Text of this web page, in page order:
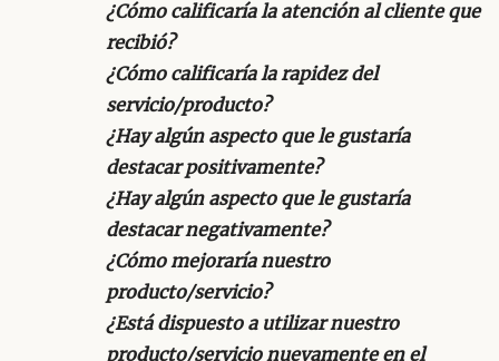
¿Cómo calificaría la atención al cliente que
recibió?
¿Cómo calificaría la rapidez del
servicio/producto?
¿Hay algún aspecto que le gustaría
destacar positivamente?
¿Hay algún aspecto que le gustaría
destacar negativamente?
¿Cómo mejoraría nuestro
producto/servicio?
¿Está dispuesto a utilizar nuestro
producto/servicio nuevamente en el